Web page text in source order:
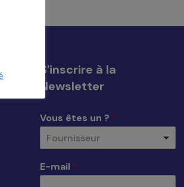
S'inscrire à la
Newsletter
Vous êtes un ? *
Fournisseur
E-mail *